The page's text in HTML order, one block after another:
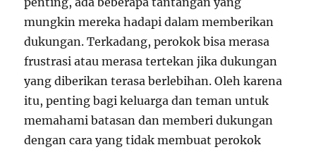
mungkin mereka hadapi dalam memberikan
dukungan. Terkadang, perokok bisa merasa
frustrasi atau merasa tertekan jika dukungan
yang diberikan terasa berlebihan. Oleh karena
itu, penting bagi keluarga dan teman untuk
memahami batasan dan memberi dukungan
dengan cara yang tidak membuat perokok